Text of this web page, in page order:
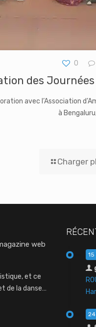
0
des
avec l’Association
à
Charger
web
et ce
de la danse…
15